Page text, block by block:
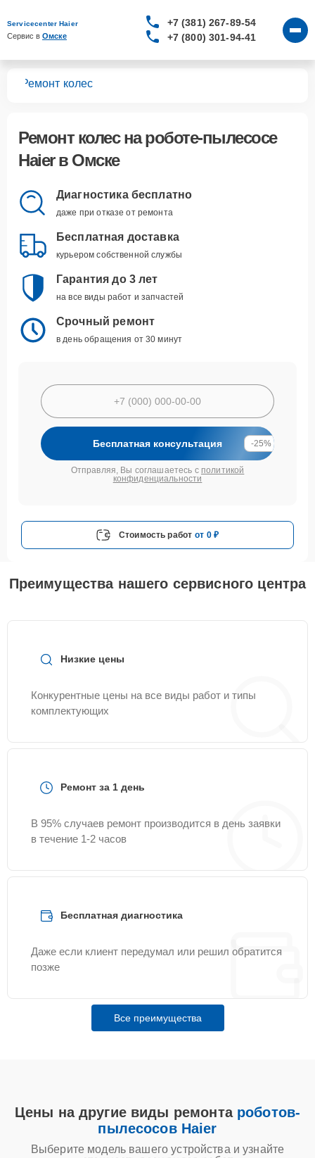
Servicecenter Haier
Сервис в Омске
+7 (381) 267-89-54
+7 (800) 301-94-41
Ремонт колес
Ремонт колесна роботе-пылесосе
Haier в Омске
Диагностика бесплатно
даже при отказе от ремонта
Бесплатная доставка
курьером собственной службы
Гарантия до 3 лет
на все виды работ и запчастей
Срочный ремонт
в день обращения от 30 минут
Бесплатная консультация -25%
Отправляя, Вы соглашаетесь с политикой
конфиденциальности
Стоимость работ от 0 ₽
Преимущества нашего сервисного центра
Низкие цены
Конкурентные цены на все виды работ и типы
комплектующих
Ремонт за 1 день
В 95% случаев ремонт производится в день заявки
в течение 1-2 часов
Бесплатная диагностика
Даже если клиент передумал или решил обратится
позже
Все преимущества
Цены на другие виды ремонта роботов-
пылесосов Haier
Выберите модель вашего устройства и узнайте